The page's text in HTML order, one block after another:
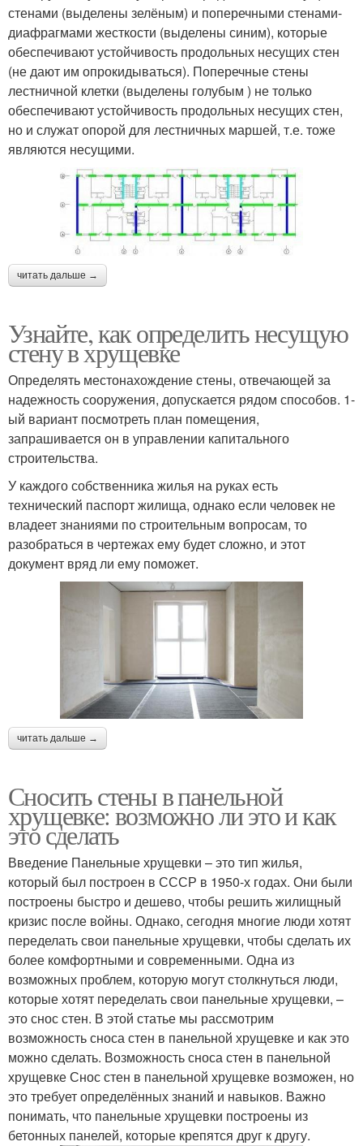
стенами (выделены зелёным) и поперечными стенами-
диафрагмами жесткости (выделены синим), которые
обеспечивают устойчивость продольных несущих стен
(не дают им опрокидываться). Поперечные стены
лестничной клетки (выделены голубым ) не только
обеспечивают устойчивость продольных несущих стен,
но и служат опорой для лестничных маршей, т.е. тоже
являются несущими.
читать дальше →
Узнайте, как определить несущую
стену в хрущевке
Определять местонахождение стены, отвечающей за
надежность сооружения, допускается рядом способов. 1-
ый вариант посмотреть план помещения,
запрашивается он в управлении капитального
строительства.
У каждого собственника жилья на руках есть
технический паспорт жилища, однако если человек не
владеет знаниями по строительным вопросам, то
разобраться в чертежах ему будет сложно, и этот
документ вряд ли ему поможет.
читать дальше →
Сносить стены в панельной
хрущевке: возможно ли это и как
это сделать
Введение Панельные хрущевки – это тип жилья,
который был построен в СССР в 1950-х годах. Они были
построены быстро и дешево, чтобы решить жилищный
кризис после войны. Однако, сегодня многие люди хотят
переделать свои панельные хрущевки, чтобы сделать их
более комфортными и современными. Одна из
возможных проблем, которую могут столкнуться люди,
которые хотят переделать свои панельные хрущевки, –
это снос стен. В этой статье мы рассмотрим
возможность сноса стен в панельной хрущевке и как это
можно сделать. Возможность сноса стен в панельной
хрущевке Снос стен в панельной хрущевке возможен, но
это требует определённых знаний и навыков. Важно
понимать, что панельные хрущевки построены из
бетонных панелей, которые крепятся друг к другу.